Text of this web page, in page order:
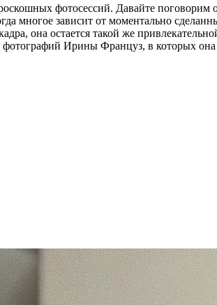
фотосессий. Давайте
многое зависит от моментально
она остается такой же
Ирины Француз, в которых она